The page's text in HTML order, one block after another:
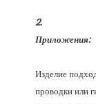
Приложения:
Изделие
проводки или